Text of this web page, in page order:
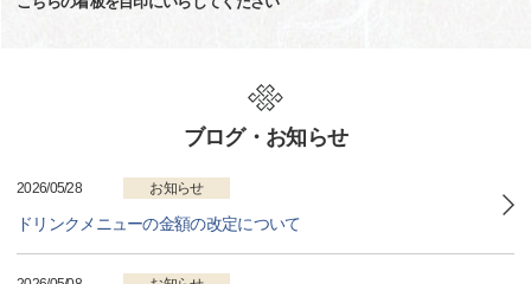
ブログ・お知らせ
2026/05/28 お知らせ
ドリンクメニューの金額の改定について